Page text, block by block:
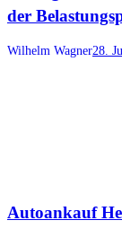
der
Wilhelm Wagner28.
Autoankauf